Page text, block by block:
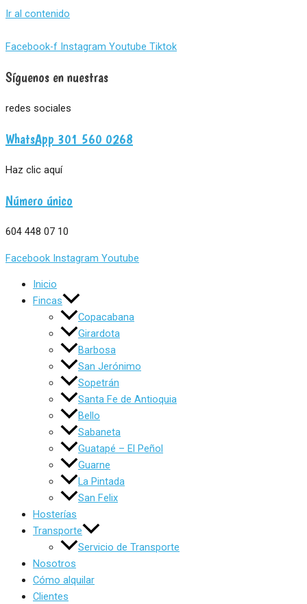
Ir al contenido
Facebook-f Instagram Youtube Tiktok
Síguenos en nuestras
redes sociales
WhatsApp 301 560 0268
Haz clic aquí
Número único
604 448 07 10
Facebook Instagram Youtube
Inicio
Fincas
Copacabana
Girardota
Barbosa
San Jerónimo
Sopetrán
Santa Fe de Antioquia
Bello
Sabaneta
Guatapé – El Peñol
Guarne
La Pintada
San Felix
Hosterías
Transporte
Servicio de Transporte
Nosotros
Cómo alquilar
Clientes